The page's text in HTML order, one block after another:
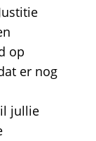
op
er nog
jullie